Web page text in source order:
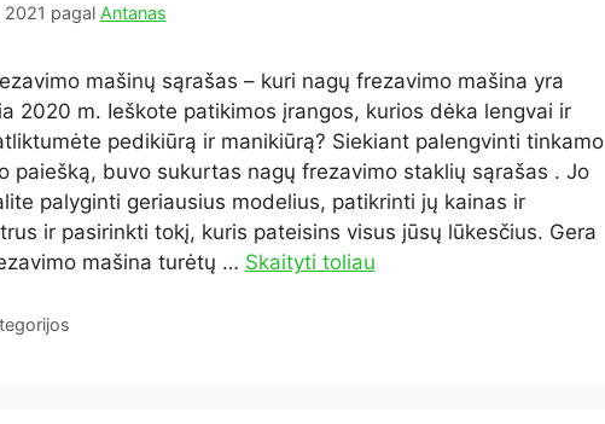
pagal Antanas
mašinų sąrašas – kuri nagų frezavimo mašina yra
2020 m. Ieškote patikimos įrangos, kurios dėka lengvai ir
pedikiūrą ir manikiūrą? Siekiant palengvinti tinkamo
paiešką, buvo sukurtas nagų frezavimo staklių sąrašas . Jo
palyginti geriausius modelius, patikrinti jų kainas ir
ir pasirinkti tokį, kuris pateisins visus jūsų lūkesčius. Gera
mašina turėtų … Skaityti toliau